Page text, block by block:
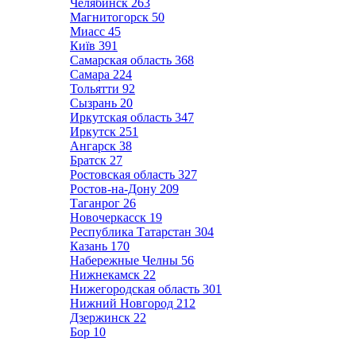
Челябинск 263
Магнитогорск 50
Миасс 45
Київ 391
Самарская область 368
Самара 224
Тольятти 92
Сызрань 20
Иркутская область 347
Иркутск 251
Ангарск 38
Братск 27
Ростовская область 327
Ростов-на-Дону 209
Таганрог 26
Новочеркасск 19
Республика Татарстан 304
Казань 170
Набережные Челны 56
Нижнекамск 22
Нижегородская область 301
Нижний Новгород 212
Дзержинск 22
Бор 10